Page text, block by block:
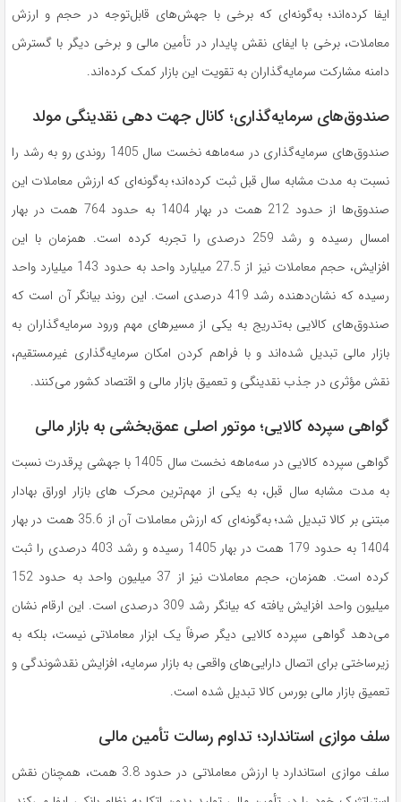
ایفا کرده‌اند؛ به‌گونه‌ای که برخی با جهش‌های قابل‌توجه در حجم و ارزش
معاملات، برخی با ایفای نقش پایدار در تأمین مالی و برخی دیگر با گسترش
دامنه مشارکت سرمایه‌گذاران به تقویت این بازار کمک کرده‌اند.
صندوق‌های سرمایه‌گذاری؛ کانال جهت دهی نقدینگی مولد
صندوق‌های سرمایه‌گذاری در سه‌ماهه نخست سال 1405 روندی رو به رشد را
نسبت به مدت مشابه سال قبل ثبت کرده‌اند؛ به‌گونه‌ای که ارزش معاملات این
صندوق‌ها از حدود 212 همت در بهار 1404 به حدود 764 همت در بهار
امسال رسیده و رشد 259 درصدی را تجربه کرده است. همزمان با این
افزایش، حجم معاملات نیز از 27.5 میلیارد واحد به حدود 143 میلیارد واحد
رسیده که نشان‌دهنده رشد 419 درصدی است. این روند بیانگر آن است که
صندوق‌های کالایی به‌تدریج به یکی از مسیرهای مهم ورود سرمایه‌گذاران به
بازار مالی تبدیل شده‌اند و با فراهم کردن امکان سرمایه‌گذاری غیرمستقیم،
نقش مؤثری در جذب نقدینگی و تعمیق بازار مالی و اقتصاد کشور می‌کنند.
گواهی سپرده کالایی؛ موتور اصلی عمق‌بخشی به بازار مالی
گواهی سپرده کالایی در سه‌ماهه نخست سال 1405 با جهشی پرقدرت نسبت
به مدت مشابه سال قبل، به یکی از مهم‌ترین محرک های بازار اوراق بهادار
مبتنی بر کالا تبدیل شد؛ به‌گونه‌ای که ارزش معاملات آن از 35.6 همت در بهار
1404 به حدود 179 همت در بهار 1405 رسیده و رشد 403 درصدی را ثبت
کرده است. همزمان، حجم معاملات نیز از 37 میلیون واحد به حدود 152
میلیون واحد افزایش یافته که بیانگر رشد 309 درصدی است. این ارقام نشان
می‌دهد گواهی سپرده کالایی دیگر صرفاً یک ابزار معاملاتی نیست، بلکه به
زیرساختی برای اتصال دارایی‌های واقعی به بازار سرمایه، افزایش نقدشوندگی و
تعمیق بازار مالی بورس کالا تبدیل شده است.
سلف موازی استاندارد؛ تداوم رسالت تأمین مالی
سلف موازی استاندارد با ارزش معاملاتی در حدود 3.8 همت، همچنان نقش